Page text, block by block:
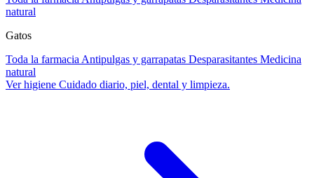
natural
Gatos
Toda la farmacia Antipulgas y garrapatas Desparasitantes Medicina
natural
Ver higiene Cuidado diario, piel, dental y limpieza.